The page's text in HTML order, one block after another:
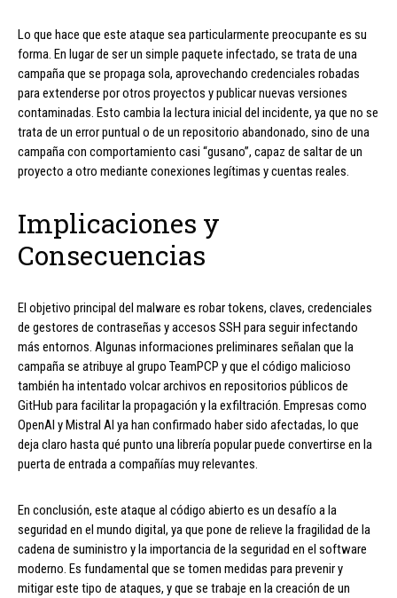
Lo que hace que este ataque sea particularmente preocupante es su
forma. En lugar de ser un simple paquete infectado, se trata de una
campaña que se propaga sola, aprovechando credenciales robadas
para extenderse por otros proyectos y publicar nuevas versiones
contaminadas. Esto cambia la lectura inicial del incidente, ya que no se
trata de un error puntual o de un repositorio abandonado, sino de una
campaña con comportamiento casi “gusano”, capaz de saltar de un
proyecto a otro mediante conexiones legítimas y cuentas reales.
Implicaciones y
Consecuencias
El objetivo principal del malware es robar tokens, claves, credenciales
de gestores de contraseñas y accesos SSH para seguir infectando
más entornos. Algunas informaciones preliminares señalan que la
campaña se atribuye al grupo TeamPCP y que el código malicioso
también ha intentado volcar archivos en repositorios públicos de
GitHub para facilitar la propagación y la exfiltración. Empresas como
OpenAI y Mistral AI ya han confirmado haber sido afectadas, lo que
deja claro hasta qué punto una librería popular puede convertirse en la
puerta de entrada a compañías muy relevantes.
En conclusión, este ataque al código abierto es un desafío a la
seguridad en el mundo digital, ya que pone de relieve la fragilidad de la
cadena de suministro y la importancia de la seguridad en el software
moderno. Es fundamental que se tomen medidas para prevenir y
mitigar este tipo de ataques, y que se trabaje en la creación de un